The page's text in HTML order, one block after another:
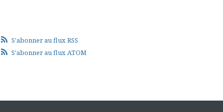
S'abonner au flux RSS
S'abonner au flux ATOM